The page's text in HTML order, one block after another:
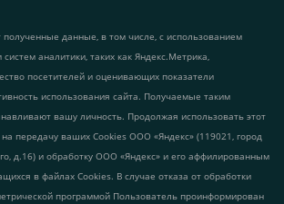
данные, в том числе, с использованием
аналитики, таких как Яндекс.Метрика,
посетителей и оценивающих показатели
использования сайта. Получаемые таким
вашу личность. Продолжая использовать этот
на передачу ваших Cookies ООО «Яндекс» (119021, город
д.16) и обработку ООО «Яндекс» и его аффилированным
в файлах Cookies. В случае отказа от обработки
программой Пользователь проинформирован